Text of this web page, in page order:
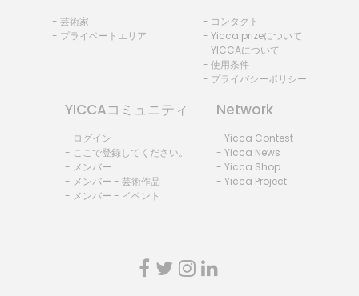
- 芸術家
- プライベートエリア
- コンタクト
- Yicca prizeについて
- YICCAについて
- 使用条件
- プライバシーポリシー
YICCAコミュニティ
- ログイン
- ここで登録してください。
- メンバー
- メンバー - 芸術作品
- メンバー - イベント
Network
- Yicca Contest
- Yicca News
- Yicca Shop
- Yicca Project